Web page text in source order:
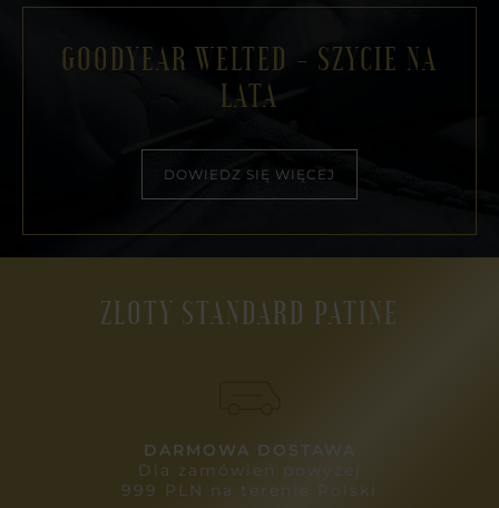
GOODYEAR WELTED - SZYCIE NA
LATA
DOWIEDZ SIĘ WIĘCEJ
ZŁOTY STANDARD PATINE
DARMOWA DOSTAWA
Dla zamówień powyżej
999 PLN na terenie Polski